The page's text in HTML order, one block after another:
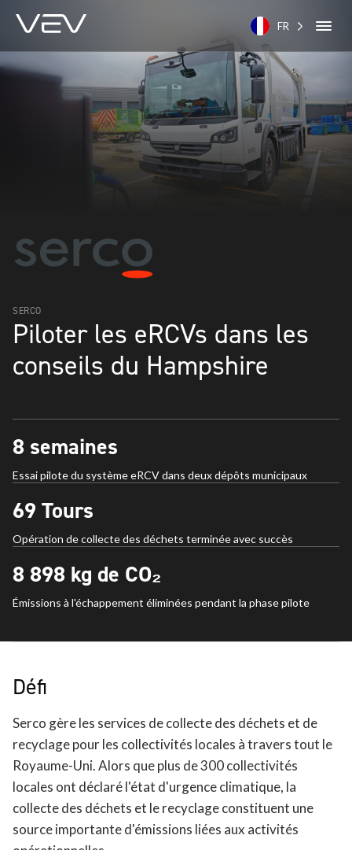
FR
SERCO
Piloter les eRCVs dans les
conseils du Hampshire
8 semaines
Essai pilote du système eRCV dans deux dépôts municipaux
69 Tours
Opération de collecte des déchets terminée avec succès
8 898 kg de CO₂
Émissions à l'échappement éliminées pendant la phase pilote
Défi
Serco gère les services de collecte des déchets et de
recyclage pour les collectivités locales à travers tout le
Royaume-Uni. Alors que plus de 300 collectivités
locales ont déclaré l'état d'urgence climatique, la
collecte des déchets et le recyclage constituent une
source importante d'émissions liées aux activités